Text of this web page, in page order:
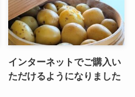
インターネットでご購入い
ただけるようになりました